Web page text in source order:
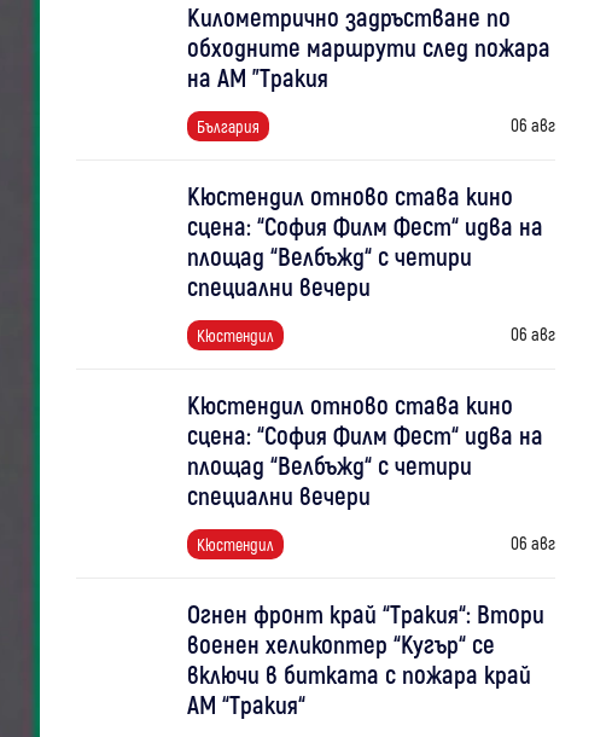
Километрично задръстване по
обходните маршрути след пожара
на АМ "Тракия
България 06 авг
Кюстендил отново става кино
сцена: “София Филм Фест“ идва на
площад “Велбъжд“ с четири
специални вечери
Кюстендил 06 авг
Кюстендил отново става кино
сцена: “София Филм Фест“ идва на
площад “Велбъжд“ с четири
специални вечери
Кюстендил 06 авг
Огнен фронт край “Тракия“: Втори
военен хеликоптер “Кугър“ се
включи в битката с пожара край
АМ “Тракия“